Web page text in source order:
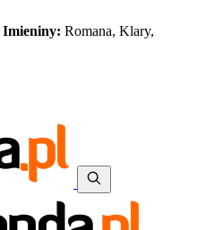
Imieniny: Romana, Klary,